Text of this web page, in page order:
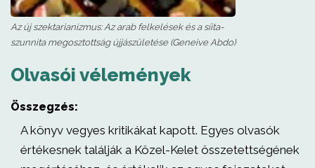
Az új szektarianizmus: Az arab felkelések és a síita-
szunnita megosztottság újjászületése (Geneive Abdo)
Olvasói vélemények
Összegzés:
A könyv vegyes kritikákat kapott. Egyes olvasók
értékesnek találják a Közel-Kelet összetettségének